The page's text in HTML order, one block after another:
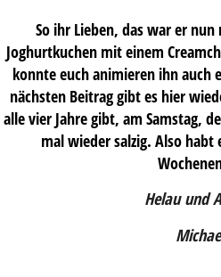
So ihr Lieben, das war er
Joghurtkuchen mit einem
konnte euch animieren ihn auch
nächsten Beitrag gibt es hier
alle vier Jahre gibt, am Samstag,
mal wieder salzig. Also habt
Helau und